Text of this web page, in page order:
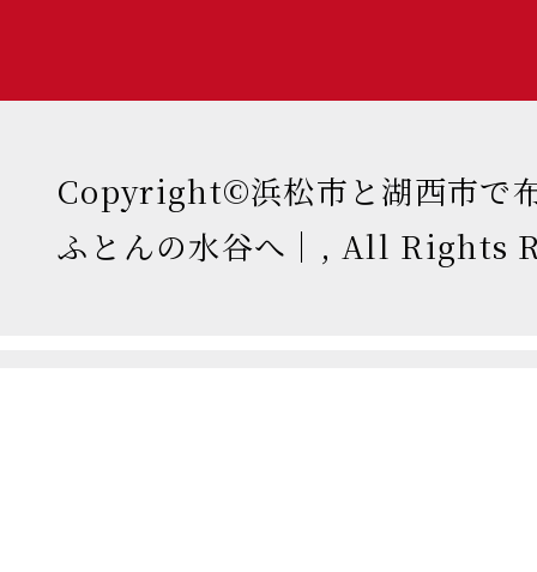
Copyright©浜松市と湖西市で
ふとんの水谷へ｜, All Rights